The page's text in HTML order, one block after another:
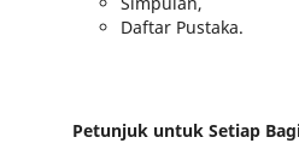
Daftar Pustaka.
Petunjuk untuk Setiap